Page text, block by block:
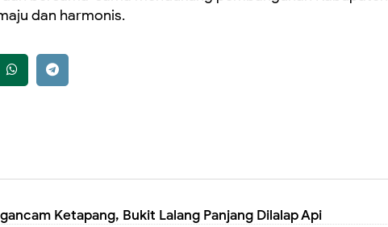
dan harmonis.
Ketapang, Bukit Lalang Panjang Dilalap Api